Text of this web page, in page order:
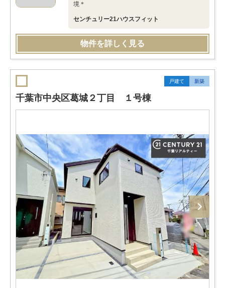
境＊
センチュリー21ハウスフィット
物件を詳しく見る
戸建て 新築
千葉市中央区葛城２丁目 １号棟